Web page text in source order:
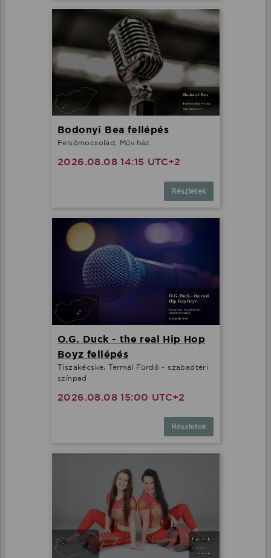
Bodonyi Bea fellépés
Felsőmocsolád, Műv.ház
2026.08.08 14:15 UTC+2
Részletek
O.G. Duck - the real Hip Hop
Boyz fellépés
Tiszakécske, Termál Fürdő - szabadtéri
színpad
2026.08.08 15:00 UTC+2
Részletek